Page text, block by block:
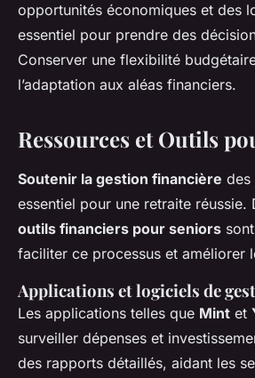
opportunités économiques et des
essentiel pour prendre des
Conserver une flexibilité
l’adaptation aux aléas financiers.
Ressources et Outils
Soutenir la gestion financière des
essentiel pour une retraite réussie.
outils financiers pour seniors
faciliter ce processus et améliorer
Applications et logiciels de
Les applications telles que Mint et
surveiller dépenses et
des rapports détaillés, aidant les